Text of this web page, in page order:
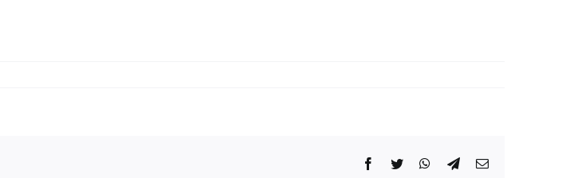
Facebook
Twitter WhatsApp
TelegramCorreo